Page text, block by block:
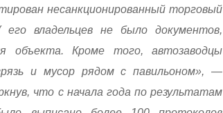
несанкционированный торговый
владельцев не было документов,
объекта. Кроме того, автозаводцы
и мусор рядом с павильоном», —
что с начала года по результатам